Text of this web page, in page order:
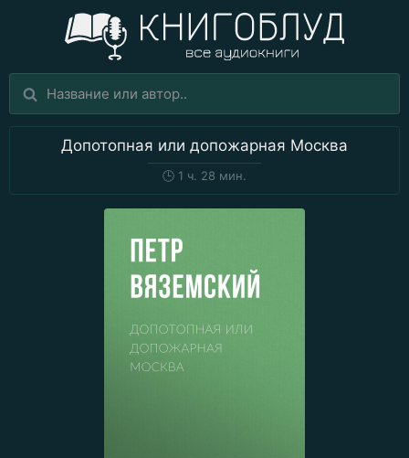
Допотопная или допожарная Москва
🕒 1 ч. 28 мин.